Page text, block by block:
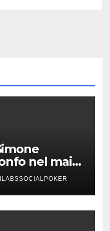
nel main
ILABSSOCIALPOKER